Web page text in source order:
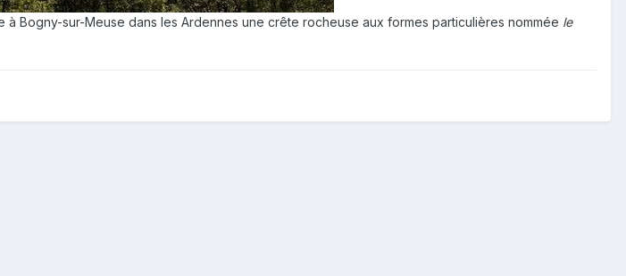
Bogny-sur-Meuse dans les Ardennes une crête rocheuse aux formes particulières nommée le